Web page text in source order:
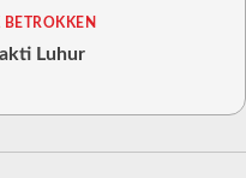
BETROKKEN
Luhur